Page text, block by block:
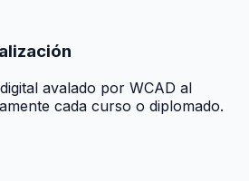
avalado por WCAD al
cada curso o diplomado.